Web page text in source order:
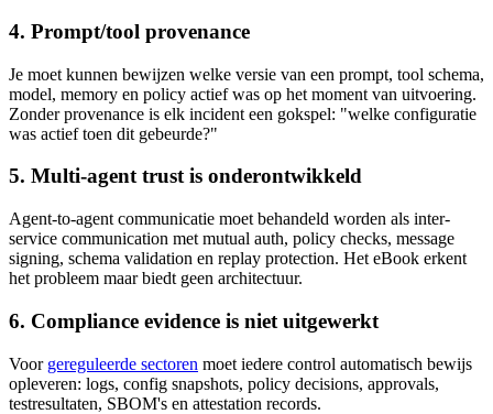
4. Prompt/tool provenance
Je moet kunnen bewijzen welke versie van een prompt, tool schema,
model, memory en policy actief was op het moment van uitvoering.
Zonder provenance is elk incident een gokspel: "welke configuratie
was actief toen dit gebeurde?"
5. Multi-agent trust is onderontwikkeld
Agent-to-agent communicatie moet behandeld worden als inter-
service communication met mutual auth, policy checks, message
signing, schema validation en replay protection. Het eBook erkent
het probleem maar biedt geen architectuur.
6. Compliance evidence is niet uitgewerkt
Voor gereguleerde sectoren moet iedere control automatisch bewijs
opleveren: logs, config snapshots, policy decisions, approvals,
testresultaten, SBOM's en attestation records.